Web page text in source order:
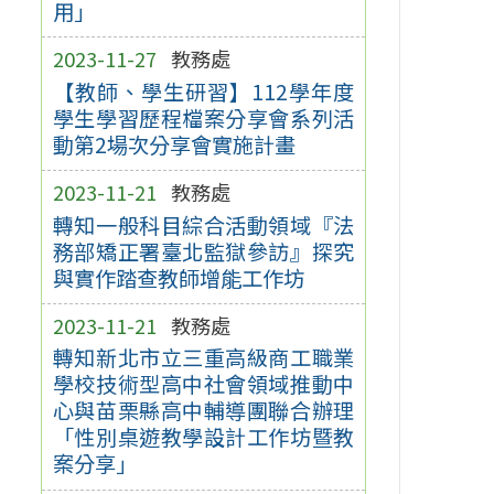
用」
2023-11-27 教務處
【教師、學生研習】112學年度
學生學習歷程檔案分享會系列活
動第2場次分享會實施計畫
2023-11-21 教務處
轉知一般科目綜合活動領域『法
務部矯正署臺北監獄參訪』探究
與實作踏查教師增能工作坊
2023-11-21 教務處
轉知新北市立三重高級商工職業
學校技術型高中社會領域推動中
心與苗栗縣高中輔導團聯合辦理
「性別桌遊教學設計工作坊暨教
案分享」